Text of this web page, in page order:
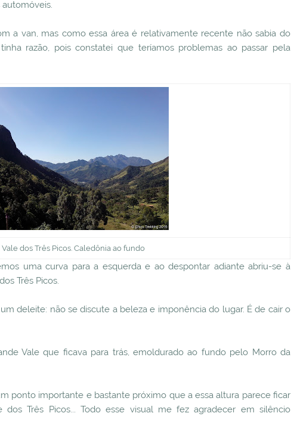
a van, mas como essa área é relativamente recente não sabia do
razão, pois constatei que teríamos problemas ao passar pela
Vale dos Três Picos. Caledônia ao fundo
uma curva para a esquerda e ao despontar adiante abriu-se à
Três Picos.
deleite: não se discute a beleza e imponência do lugar. É de cair o
Vale que ficava para trás, emoldurado ao fundo pelo Morro da
ponto importante e bastante próximo que a essa altura parece ficar
dos Três Picos... Todo esse visual me fez agradecer em silêncio